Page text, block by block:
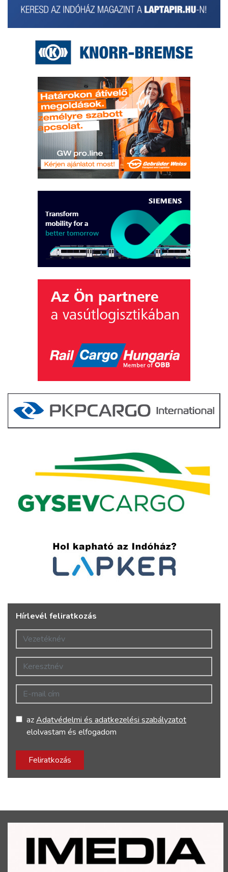
Hírlevél feliratkozás
Vezetéknév
Keresztnév
E-mail cím
azAdatvédelmi és adatkezelési szabályzatot
elolvastam és elfogadom
Feliratkozás